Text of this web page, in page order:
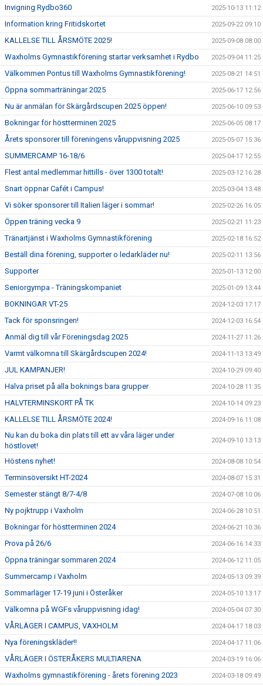
Invigning Rydbo360 2025-10-13 11:12
Information kring Fritidskortet 2025-09-22 09:10
KALLELSE TILL ÅRSMÖTE 2025! 2025-09-08 08:00
Waxholms Gymnastikförening startar verksamhet i Rydbo 2025-09-04 11:25
Välkommen Pontus till Waxholms Gymnastikförening! 2025-08-21 14:51
Öppna sommarträningar 2025 2025-06-17 12:56
Nu är anmälan för Skärgårdscupen 2025 öppen! 2025-06-10 09:53
Bokningar för höstterminen 2025 2025-06-05 08:17
Årets sponsorer till föreningens våruppvisning 2025 2025-05-07 15:36
SUMMERCAMP 16-18/6 2025-04-17 12:55
Flest antal medlemmar hittills - över 1300 totalt! 2025-03-12 16:28
Snart öppnar Cafét i Campus! 2025-03-04 13:48
Vi söker sponsorer till Italien läger i sommar! 2025-02-26 16:05
Öppen träning vecka 9 2025-02-21 11:23
Tränartjänst i Waxholms Gymnastikförening 2025-02-18 16:52
Beställ dina förening, supporter o ledarkläder nu! 2025-02-11 13:56
Supporter 2025-01-13 12:00
Seniorgympa - Träningskompaniet 2025-01-09 13:44
BOKNINGAR VT-25 2024-12-03 17:17
Tack för sponsringen! 2024-12-03 16:54
Anmäl dig till vår Föreningsdag 2025 2024-11-27 11:26
Varmt välkomna till Skärgårdscupen 2024! 2024-11-13 13:49
JUL KAMPANJER! 2024-10-29 09:40
Halva priset på alla boknings bara grupper 2024-10-28 11:35
HALVTERMINSKORT PÅ TK 2024-10-14 09:23
KALLELSE TILL ÅRSMÖTE 2024! 2024-09-16 11:08
Nu kan du boka din plats till ett av våra läger under
höstlovet!
2024-09-10 13:13
Höstens nyhet! 2024-08-08 10:54
Terminsöversikt HT-2024 2024-08-07 15:31
Semester stängt 8/7-4/8 2024-07-08 10:06
Ny pojktrupp i Vaxholm 2024-06-28 10:51
Bokningar för höstterminen 2024 2024-06-21 10:36
Prova på 26/6 2024-06-16 14:33
Öppna träningar sommaren 2024 2024-06-12 11:05
Summercamp i Vaxholm 2024-05-13 09:39
Sommarläger 17-19 juni i Österåker 2024-05-10 13:17
Välkomna på WGFs våruppvisning idag! 2024-05-04 07:30
VÅRLÄGER I CAMPUS, VAXHOLM 2024-04-17 18:03
Nya föreningskläder!! 2024-04-17 11:06
VÅRLÄGER I ÖSTERÅKERS MULTIARENA 2024-03-19 16:06
Waxholms gymnastikförening - årets förening 2023 2024-03-18 09:49